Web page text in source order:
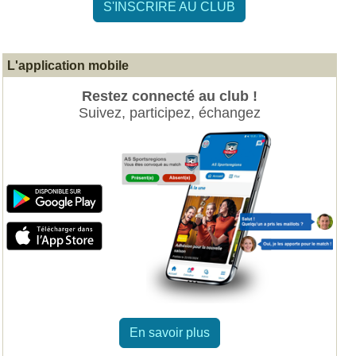
S'INSCRIRE AU CLUB
L'application mobile
Restez connecté au club !
Suivez, participez, échangez
En savoir plus